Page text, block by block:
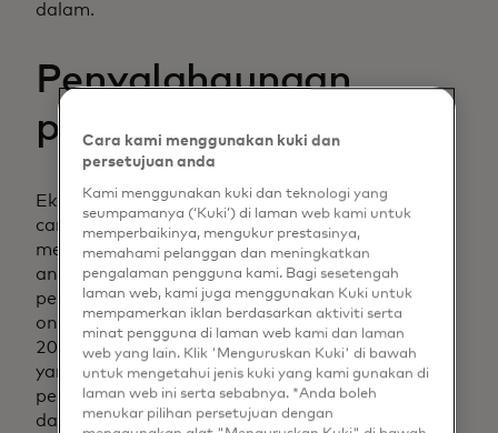
dalam.
Penyalahgunaan
promo
Eksploitasi insentif promosi yang curang dengan
cara di luar tujuan penggunaannya, Ravelin
melaporkan penyalahgunaan promosi sebagai
ancaman penipuan e-niaga dengan
pertumbuhan tercepat yang dihadapi pasar
online, dengan 52% perusahaan pada tahun
2021 melihat adanya peningkatan. Pada tahun
yang sama, laporan menemukan bahwa
penipuan tersebut merugikan peritel di AS lebih
dari $89 miliar per tahun; denganmitra kami di
Cara kami menggunakan kuki dan
persetujuan anda
Kami menggunakan kuki dan teknologi yang
seumpamanya (‘Kuki’) di laman web kami untuk
memperbaikinya, mengukur prestasinya,
memahami pelanggan dan meningkatkan
pengalaman pengguna kami. Bagi sesetengah
laman web, kami juga menggunakan Kuki untuk
mempamerkan iklan berdasarkan aktiviti serta
minat pengguna di laman web kami dan laman
web yang lain. Klik 'Menguruskan Kuki' di bawah
untuk mengetahui jenis kuki yang kami gunakan di
laman web ini serta sebabnya. *Anda boleh
menukar pilihan persetujuan dengan